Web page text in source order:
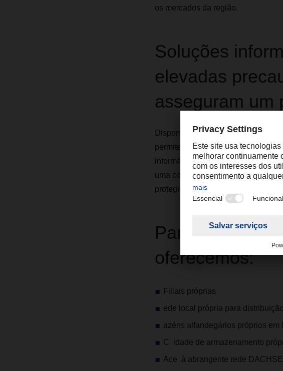
os mercados da região.
Soluções
elevadas
asseguram um
Dispomos de conexões
permite assegurar um rápido
informáticos operam com base
uma comunicação eficaz. Todas as
protegidas por empresas de
Para os seus
oferecemos:
Filiais próprias
ede local própria para
azéns alfandegários próprios
C idade de armazenamento
Ace à abrangente rede